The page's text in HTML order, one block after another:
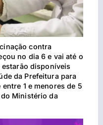
contra
no dia 6 e vai até o
estarão disponíveis
da Prefeitura para
1 e menores de 5
Ministério da